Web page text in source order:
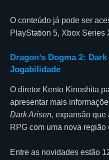
O conteúdo já pode ser
PlayStation 5, Xbox Series
Dragon’s Dogma 2:
Jogabilidade
O diretor Kento Kinoshita
apresentar mais
Dark Arisen, expansão
RPG com uma nova
Entre as novidades estão